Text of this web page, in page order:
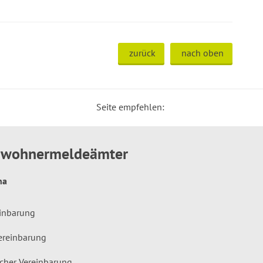
zurück nach oben
Seite empfehlen: